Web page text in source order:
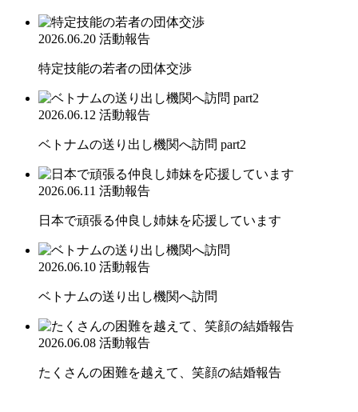
2026.06.20 活動報告
特定技能の若者の団体交渉
2026.06.12 活動報告
ベトナムの送り出し機関へ訪問 part2
2026.06.11 活動報告
日本で頑張る仲良し姉妹を応援しています
2026.06.10 活動報告
ベトナムの送り出し機関へ訪問
2026.06.08 活動報告
たくさんの困難を越えて、笑顔の結婚報告